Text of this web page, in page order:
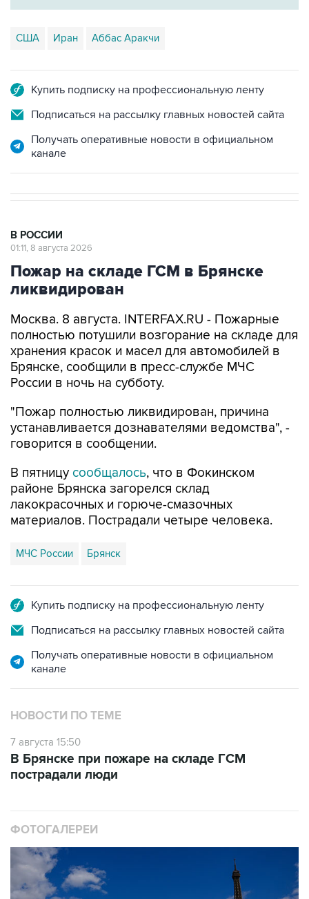
США Иран Аббас Аракчи
Купить подписку на профессиональную ленту
Подписаться на рассылку главных новостей сайта
Получать оперативные новости в официальном
канале
В РОССИИ
01:11, 8 августа 2026
Пожар на складе ГСМ в Брянске
ликвидирован
Москва. 8 августа. INTERFAX.RU - Пожарные
полностью потушили возгорание на складе для
хранения красок и масел для автомобилей в
Брянске, сообщили в пресс-службе МЧС
России в ночь на субботу.
"Пожар полностью ликвидирован, причина
устанавливается дознавателями ведомства", -
говорится в сообщении.
В пятницу сообщалось, что в Фокинском
районе Брянска загорелся склад
лакокрасочных и горюче-смазочных
материалов. Пострадали четыре человека.
МЧС России Брянск
Купить подписку на профессиональную ленту
Подписаться на рассылку главных новостей сайта
Получать оперативные новости в официальном
канале
НОВОСТИ ПО ТЕМЕ
7 августа 15:50
В Брянске при пожаре на складе ГСМ
пострадали люди
ФОТОГАЛЕРЕИ